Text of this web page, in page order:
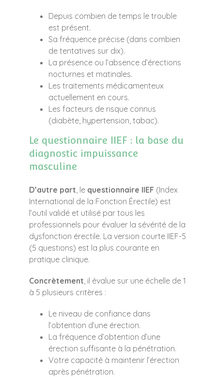
Depuis combien de temps le trouble
est présent.
Sa fréquence précise (dans combien
de tentatives sur dix).
La présence ou l’absence d’érections
nocturnes et matinales.
Les traitements médicamenteux
actuellement en cours.
Les facteurs de risque connus
(diabète, hypertension, tabac).
Le questionnaire IIEF : la base du
diagnostic impuissance
masculine
D’autre part, le questionnaire IIEF (Index
International de la Fonction Érectile) est
l’outil validé et utilisé par tous les
professionnels pour évaluer la sévérité de la
dysfonction érectile. La version courte IIEF-5
(5 questions) est la plus courante en
pratique clinique.
Concrètement, il évalue sur une échelle de 1
à 5 plusieurs critères :
Le niveau de confiance dans
l’obtention d’une érection.
La fréquence d’obtention d’une
érection suffisante à la pénétration.
Votre capacité à maintenir l’érection
après pénétration.